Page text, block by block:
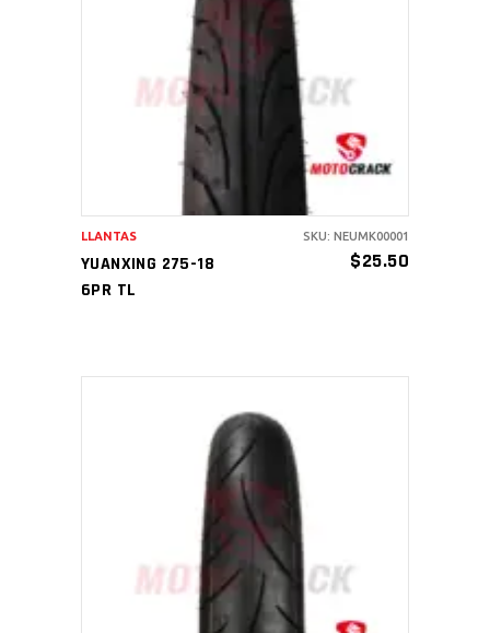
AÑADIR AL CARRITO
YUANXING 275-18
6PR TL
$25.50
LLANTAS SKU: NEUMK00001
AÑADIR AL CARRITO